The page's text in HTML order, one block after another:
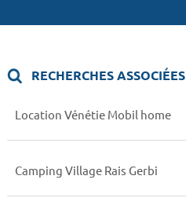
RECHERCHES ASSOCIÉES
Location Vénétie Mobil home
Camping Village Rais Gerbi